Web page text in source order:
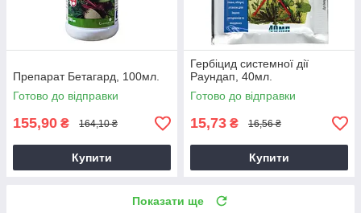
Препарат Бетагард, 100мл.
Готово до відправки
155,90 ₴ 164,10 ₴
Купити
Гербіцид системної дії
Раундап, 40мл.
Готово до відправки
15,73 ₴ 16,56 ₴
Купити
Показати ще